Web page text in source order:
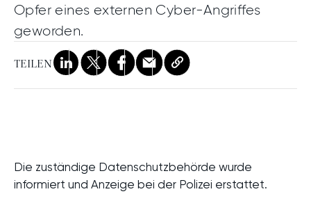
Opfer eines externen Cyber-Angriffes
geworden.
TEILEN
Die zuständige Datenschutzbehörde wurde
informiert und Anzeige bei der Polizei erstattet.